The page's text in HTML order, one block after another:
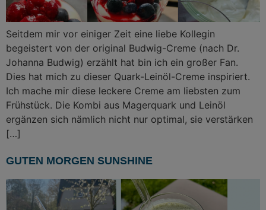
Seitdem mir vor einiger Zeit eine liebe Kollegin
begeistert von der original Budwig-Creme (nach Dr.
Johanna Budwig) erzählt hat bin ich ein großer Fan.
Dies hat mich zu dieser Quark-Leinöl-Creme inspiriert.
Ich mache mir diese leckere Creme am liebsten zum
Frühstück. Die Kombi aus Magerquark und Leinöl
ergänzen sich nämlich nicht nur optimal, sie verstärken
[…]
GUTEN MORGEN SUNSHINE